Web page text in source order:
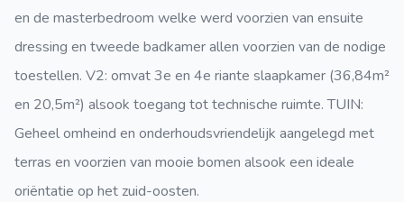
en de masterbedroom welke werd voorzien van ensuite
dressing en tweede badkamer allen voorzien van de nodige
toestellen. V2: omvat 3e en 4e riante slaapkamer (36,84m²
en 20,5m²) alsook toegang tot technische ruimte. TUIN:
Geheel omheind en onderhoudsvriendelijk aangelegd met
terras en voorzien van mooie bomen alsook een ideale
oriëntatie op het zuid-oosten.